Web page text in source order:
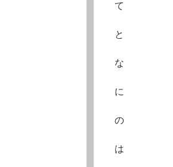
て
と
な
に
の
は